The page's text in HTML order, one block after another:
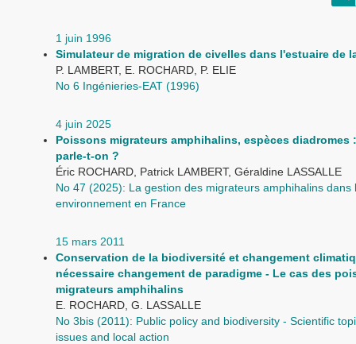
1 juin 1996
Simulateur de migration de civelles dans l'estuaire de
P. LAMBERT, E. ROCHARD, P. ELIE
No 6 Ingénieries-EAT (1996)
4 juin 2025
Poissons migrateurs amphihalins, espèces diadromes
parle-t-on ?
Éric ROCHARD, Patrick LAMBERT, Géraldine LASSALLE
No 47 (2025): La gestion des migrateurs amphihalins dans
environnement en France
15 mars 2011
Conservation de la biodiversité et changement
nécessaire changement de paradigme - Le cas des
migrateurs amphihalins
E. ROCHARD, G. LASSALLE
No 3bis (2011): Public policy and biodiversity - Scientific
issues and local action